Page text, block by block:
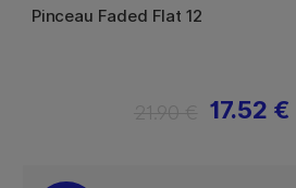
Pinceau Faded Flat 12
17.52 €